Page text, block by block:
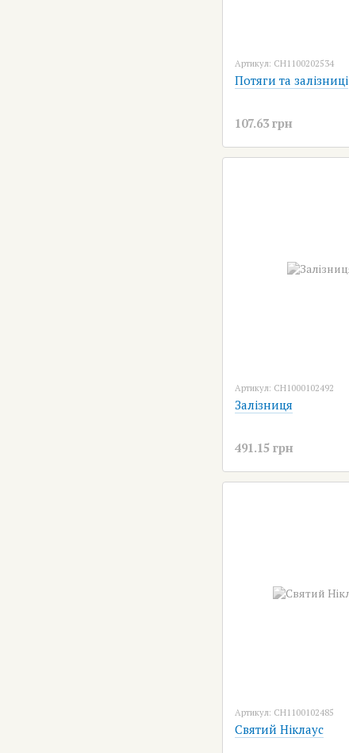
Артикул: CH1100202534
Потяги та залізниці
107.63 грн
Артикул: CH1000102492
Залізниця
491.15 грн
Артикул: CH1100102485
Святий Ніклаус